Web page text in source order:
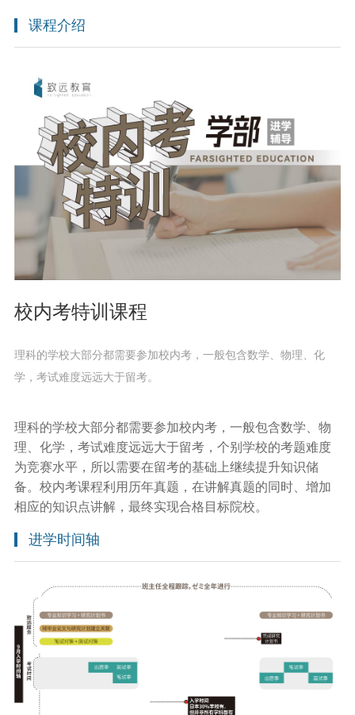
课程介绍
校内考特训课程
理科的学校大部分都需要参加校内考，一般包含数学、物理、化
学，考试难度远远大于留考。
理科的学校大部分都需要参加校内考，一般包含数学、物
理、化学，考试难度远远大于留考，个别学校的考题难度
为竞赛水平，所以需要在留考的基础上继续提升知识储
备。校内考课程利用历年真题，在讲解真题的同时、增加
相应的知识点讲解，最终实现合格目标院校。
进学时间轴